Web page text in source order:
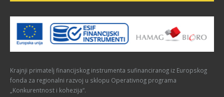
Krajnji primatelj financijskog instrumenta sufinanciranog iz Europskog
fonda za regionalni razvoj u sklopu Operativnog programa
„Konkurentnost i kohezija“.